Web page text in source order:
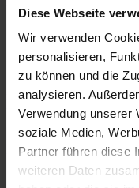
Diese Webseite
Wir verwenden
personalisieren,
zu können und die
analysieren.
Verwendung unserer
soziale Medien,
Partner führen diese
weiteren Daten
25. Oktober 2024
DELTA ist jetzt
Bestandsbauten
21. Oktober 2024